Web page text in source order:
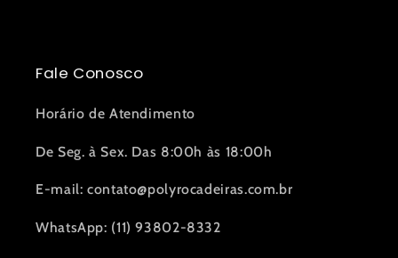
Fale Conosco
Horário de Atendimento
De Seg. à Sex. Das 8:00h às 18:00h
E-mail: contato@polyrocadeiras.com.br
WhatsApp: (11) 93802-8332